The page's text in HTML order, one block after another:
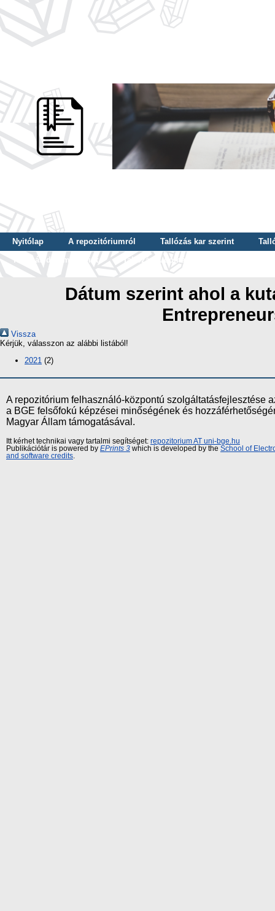
Nyitólap A repozitóriumról Tallózás kar szerint
Tallózás dátum szerint
Tallózás tudományterület szerint
Dátum szerint ahol a
Vissza
Kérjük, válasszon az alábbi listából!
2021 (2)
A repozitórium felhasználó-központú szolgáltatásfejlesztése
a BGE felsőfokú képzései minőségének és
Magyar Állam támogatásával.
Itt kérhet technikai vagy tartalmi segítséget: repozitorium AT uni-bge.hu
Publikációtár is powered by EPrints 3 which is developed by the School of
and software credits